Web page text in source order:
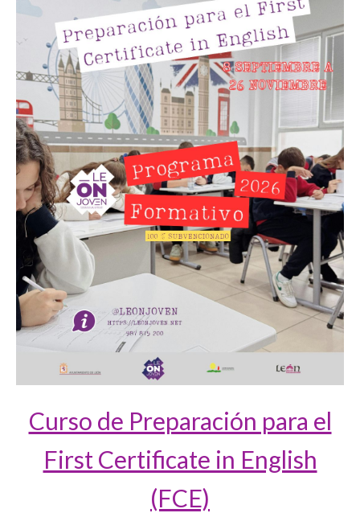
Curso de Preparación para el
First Certificate in English
(FCE)